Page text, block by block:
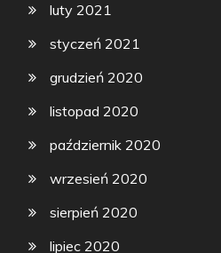
luty 2021
styczeń 2021
grudzień 2020
listopad 2020
październik 2020
wrzesień 2020
sierpień 2020
lipiec 2020